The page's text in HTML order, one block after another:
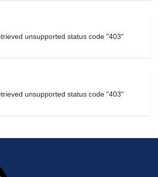
unsupported status code "403"
unsupported status code "403"